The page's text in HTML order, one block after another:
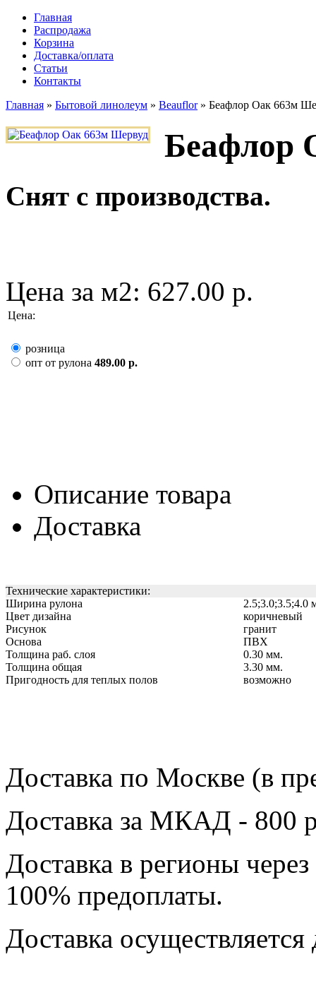
Главная
Распродажа
Корзина
Доставка/оплата
Статьи
Контакты
Главная » Бытовой линолеум » Beauflor » Беафлор Оак 663м
Беафлор
Снят с производства.
Цена за м2: 627.00 р.
Цена:
розница
опт от рулона 489.00 р.
Описание товара
Доставка
Технические характеристики:
Ширина рулона
2.5;3.0;3.5;4.0
Цвет дизайна
коричневый
Рисунок
гранит
Основа
ПВХ
Толщина раб. слоя
0.30 мм.
Толщина общая
3.30 мм.
Пригодность для теплых полов
возможно
Доставка по Москве (в
Доставка за МКАД - 800
Доставка в регионы
100% предоплаты.
Доставка осуществляется